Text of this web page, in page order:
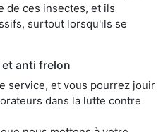
de ces insectes, et ils
surtout lorsqu'ils se
anti frelon
service, et vous pourrez jouir
dans la lutte contre